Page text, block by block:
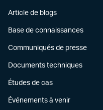
Article de blogs
Base de connaissances
Communiqués de presse
Documents techniques
Études de cas
Événements à venir